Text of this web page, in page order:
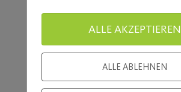
ALLE AKZEPTIEREN
ALLE ABLEHNEN